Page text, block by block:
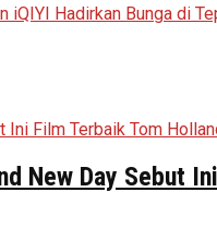
New Day Sebut